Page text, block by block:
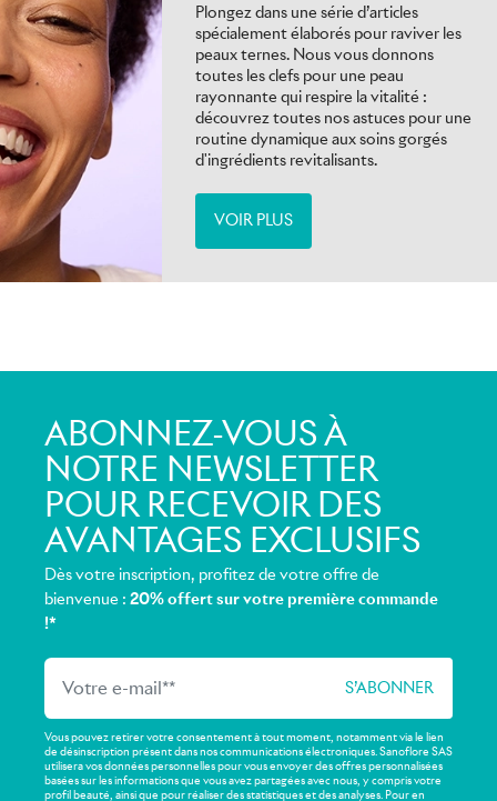
Plongez dans une série d’articles
spécialement élaborés pour raviver les
peaux ternes. Nous vous donnons
toutes les clefs pour une peau
rayonnante qui respire la vitalité :
découvrez toutes nos astuces pour une
routine dynamique aux soins gorgés
d'ingrédients revitalisants.
VOIR PLUS
ABONNEZ-VOUS À
NOTRE NEWSLETTER
POUR RECEVOIR DES
AVANTAGES EXCLUSIFS
Dès votre inscription, profitez de votre offre de
bienvenue : 20% offert sur votre première commande
!*
Vous pouvez retirer votre consentement à tout moment, notamment via le lien
de désinscription présent dans nos communications électroniques. Sanoflore SAS
utilisera vos données personnelles pour vous envoyer des offres personnalisées
basées sur les informations que vous avez partagées avec nous, y compris votre
profil beauté, ainsi que pour réaliser des statistiques et des analyses. Pour en